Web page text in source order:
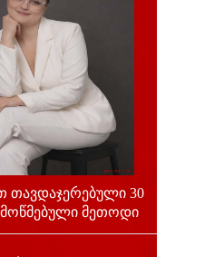
30
მეთოდი